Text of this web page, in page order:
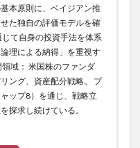
本原則に、ベイジアン推
た独自の評価モデルを確
て自身の投資手法を体系
理による納得」を重視す
域： 米国株のファンダ
ング、資産配分戦略。 プ
ップ8）を通じ、戦略立
探求し続けている。